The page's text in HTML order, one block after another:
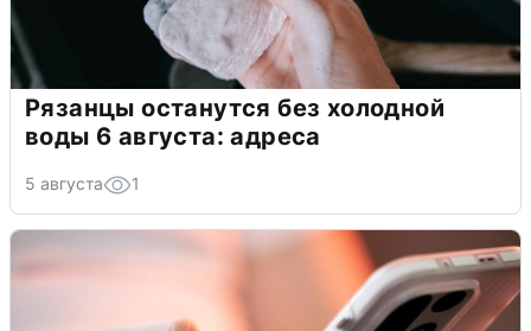
Рязанцы останутся без холодной
воды 6 августа: адреса
5 августа 1